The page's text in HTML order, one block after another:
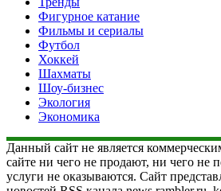
Фигурное катание
Фильмы и сериалы
Футбол
Хоккей
Шахматы
Шоу-бизнес
Экология
Экономика
Данный сайт не является
сайте ни чего не продают, ни чего не
услуги не оказываются. Сайт